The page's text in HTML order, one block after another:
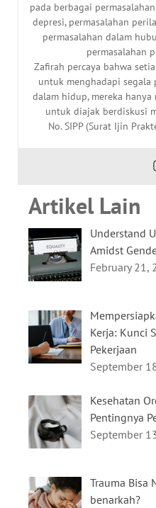
pada berbagai
depresi, permasalahan
permasalahan dalam
permasalahan
Zafirah percaya bahwa
untuk menghadapi segala
dalam hidup, mereka
untuk diajak berdiskusi
No. SIPP (Surat Ijin
Artikel Lain
Understand
Amidst
February 21,
Kerja: Kunci
Pekerjaan
September
Kesehatan
Pentingnya
September
Trauma Bisa
benarkah?